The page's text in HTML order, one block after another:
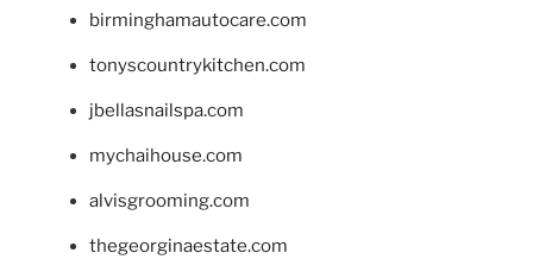
birminghamautocare.com
tonyscountrykitchen.com
jbellasnailspa.com
mychaihouse.com
alvisgrooming.com
thegeorginaestate.com